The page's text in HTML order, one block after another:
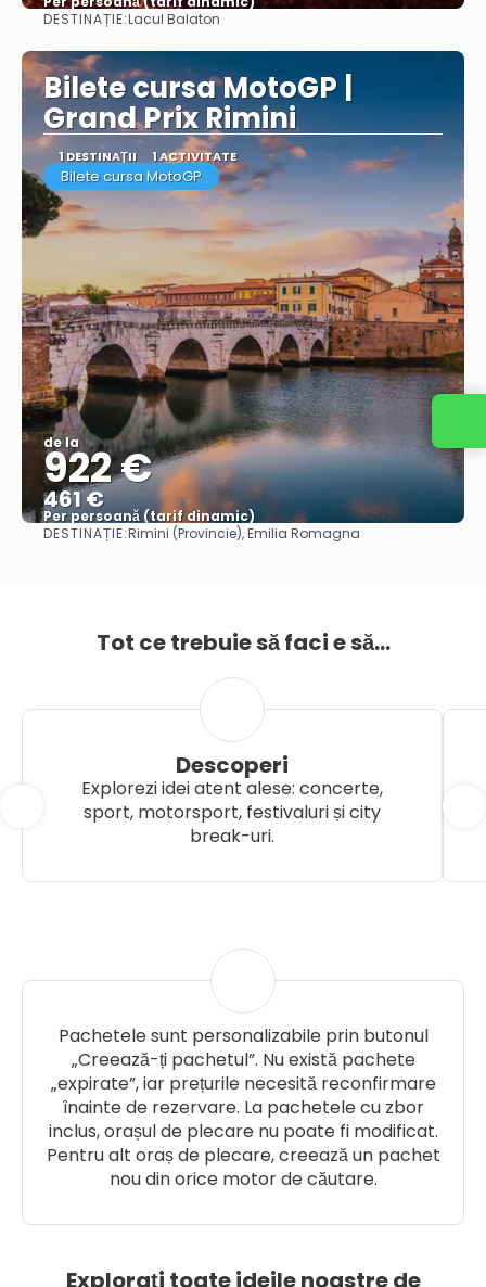
Vezi mai multe
DESTINAȚIE:Lacul Balaton
Bilete cursa MotoGP |
Grand Prix Rimini
1 DESTINAŢII 1 ACTIVITATE
Bilete cursa MotoGP
de la
922 €
461 €
Per persoană (tarif dinamic)
Vezi mai multe
DESTINAȚIE:Rimini (Provincie), Emilia Romagna
Tot ce trebuie să faci e să...
Descoperi
Explorezi idei atent alese: concerte,
sport, motorsport, festivaluri și city
break-uri.
Pachetele sunt personalizabile prin butonul
„Creează-ți pachetul”. Nu există pachete
„expirate”, iar prețurile necesită reconfirmare
înainte de rezervare. La pachetele cu zbor
inclus, orașul de plecare nu poate fi modificat.
Pentru alt oraș de plecare, creează un pachet
nou din orice motor de căutare.
Explorați toate ideile noastre de